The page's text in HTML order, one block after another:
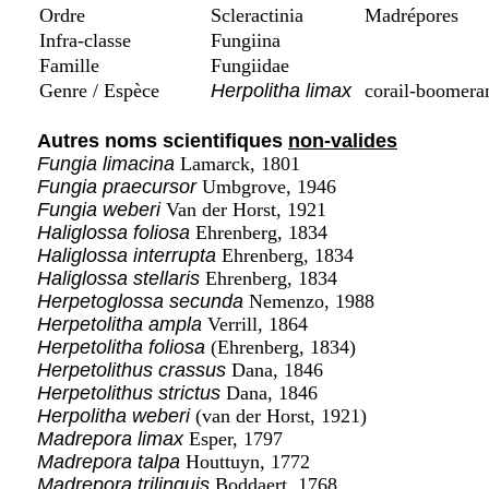
Ordre
Scleractinia
Madrépores
Infra-classe
Fungiina
Famille
Fungiidae
Genre / Espèce
Herpolitha limax corail-
Autres noms scientifiques non-valides
Fungia limacina Lamarck, 1801
Fungia praecursorUmbgrove, 1946
Fungia weberiVan der Horst, 1921
Haliglossa foliosa Ehrenberg, 1834
Haliglossa interrupta Ehrenberg, 1834
Haliglossa stellaris Ehrenberg, 1834
Herpetoglossa secunda Nemenzo, 1988
Herpetolitha ampla Verrill, 1864
Herpetolitha foliosa (Ehrenberg, 1834)
Herpetolithus crassus Dana, 1846
Herpetolithus strictus Dana, 1846
Herpolitha weberi(van der Horst, 1921)
Madrepora limaxEsper, 1797
Madrepora talpa Houttuyn, 1772
Madrepora trilinguis Boddaert, 1768